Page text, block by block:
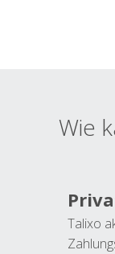
Wie
Talixo